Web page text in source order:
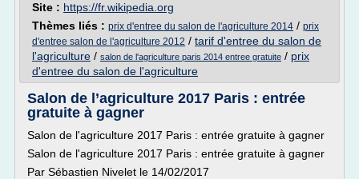
Site : https://fr.wikipedia.org
Thèmes liés : prix d'entree du salon de l'agriculture 2014 / prix
d'entree salon de l'agriculture 2012 / tarif d'entree du salon de
l'agriculture / salon de l'agriculture paris 2014 entree gratuite / prix
d'entree du salon de l'agriculture
Salon de l’agriculture 2017 Paris : entrée
gratuite à gagner
Salon de l'agriculture 2017 Paris : entrée gratuite à gagner
Salon de l'agriculture 2017 Paris : entrée gratuite à gagner
Par Sébastien Nivelet le 14/02/2017